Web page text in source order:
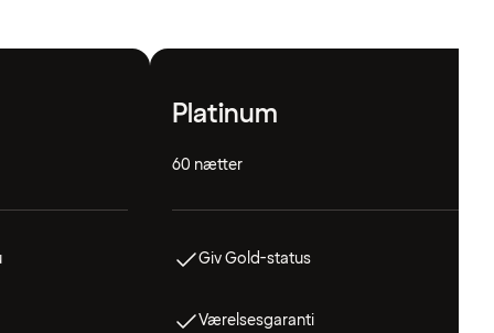
Platinum
60 nætter
Giv Gold-status
Værelsesgaranti